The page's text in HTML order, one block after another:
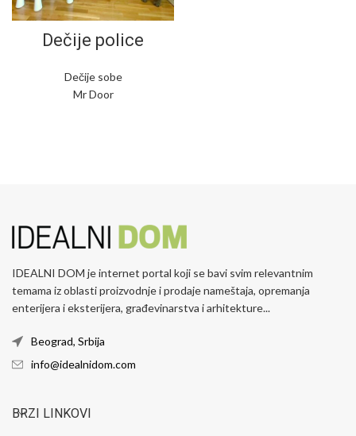
Dečije police
Dečije sobe
Mr Door
IDEALNI DOM je internet portal koji se bavi svim relevantnim
temama iz oblasti proizvodnje i prodaje nameštaja, opremanja
enterijera i eksterijera, građevinarstva i arhitekture...
Beograd, Srbija
info@idealnidom.com
BRZI LINKOVI